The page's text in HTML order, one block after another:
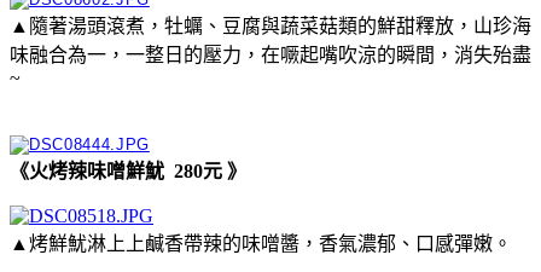
▲隨著湯頭滾煮，牡蠣、豆腐與蔬菜菇類的鮮甜釋放，山珍海
味融合為一，一整日的壓力，在噘起嘴吹涼的瞬間，消失殆盡
~
《火烤辣味噌鮮魷 280元 》
▲烤鮮魷淋上上鹹香帶辣的味噌醬，香氣濃郁、口感彈嫩。